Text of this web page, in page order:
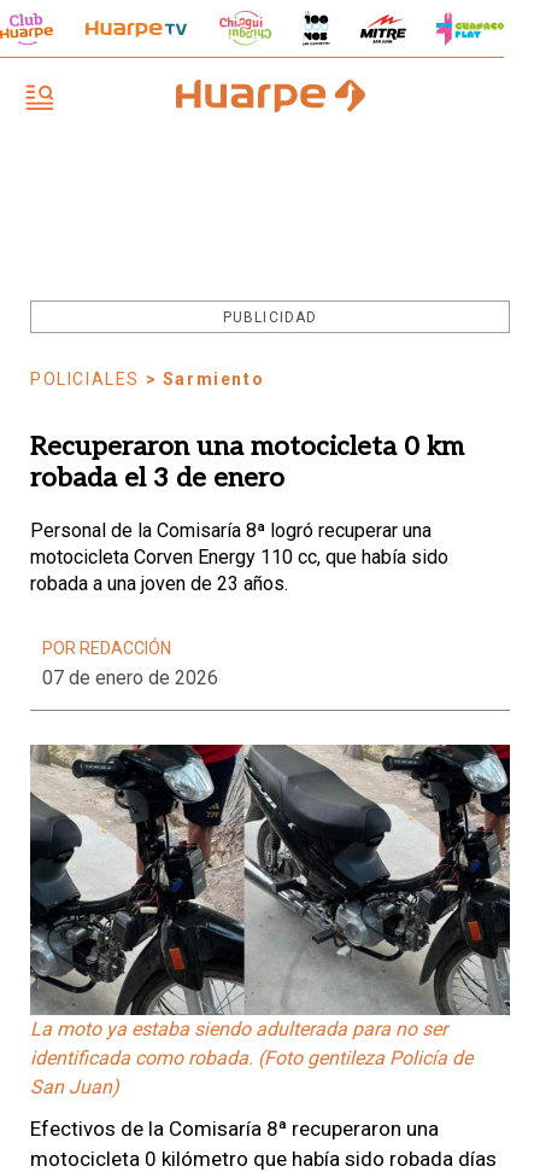
PUBLICIDAD
POLICIALES > Sarmiento
Recuperaron una motocicleta 0 km
robada el 3 de enero
Personal de la Comisaría 8ª logró recuperar una
motocicleta Corven Energy 110 cc, que había sido
robada a una joven de 23 años.
POR REDACCIÓN
07 de enero de 2026
La moto ya estaba siendo adulterada para no ser
identificada como robada. (Foto gentileza Policía de
San Juan)
Efectivos de la Comisaría 8ª recuperaron una
motocicleta 0 kilómetro que había sido robada días